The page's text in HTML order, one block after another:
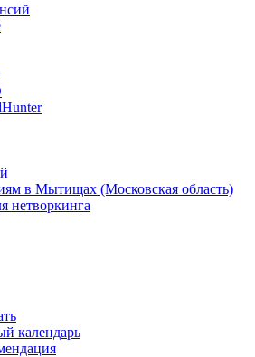
в Мытищах (Московская область)
нетворкинга
календарь